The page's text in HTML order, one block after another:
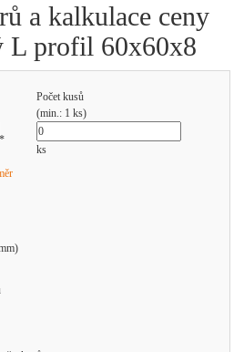
a kalkulace ceny
profil 60x60x8
Počet kusů
(min.: 1 ks)
*
ks